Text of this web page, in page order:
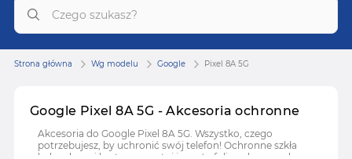
Google Pixel 8A 5G - Akcesoria ochronne
Akcesoria do Google Pixel 8A 5G. Wszystko, czego
potrzebujesz, by uchronić swój telefon! Ochronne szkła
Strona główna Wg modelu Google Pixel 8A 5G